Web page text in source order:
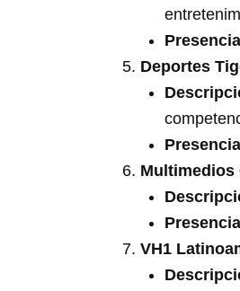
Deportes
Multimedios
VH1